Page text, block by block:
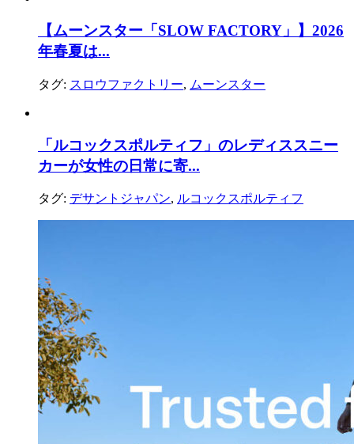
【ムーンスター「SLOW FACTORY」】2026
年春夏は...
タグ: スロウファクトリー, ムーンスター
「ルコックスポルティフ」のレディススニー
カーが女性の日常に寄...
タグ: デサントジャパン, ルコックスポルティフ